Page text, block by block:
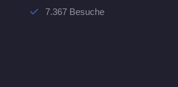
7.367 Besuche